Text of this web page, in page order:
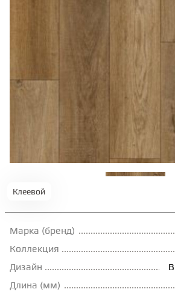
ПАРКЕТНАЯ ДОСКА
ТЕРРАСНАЯ ДОСКА
КОВРОВАЯ ПЛИТКА
МОДУЛЬНЫЕ ПВХ
ПЛИНТУС
КЛЕЙ
Клеевой
Марка (бренд)
Коллекция
Дизайн
Длина (мм)